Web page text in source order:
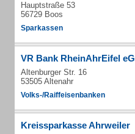
Hauptstraße 53
56729 Boos
Sparkassen
VR Bank RheinAhrEifel eG
Altenburger Str. 16
53505 Altenahr
Volks-/Raiffeisenbanken
Kreissparkasse Ahrweiler